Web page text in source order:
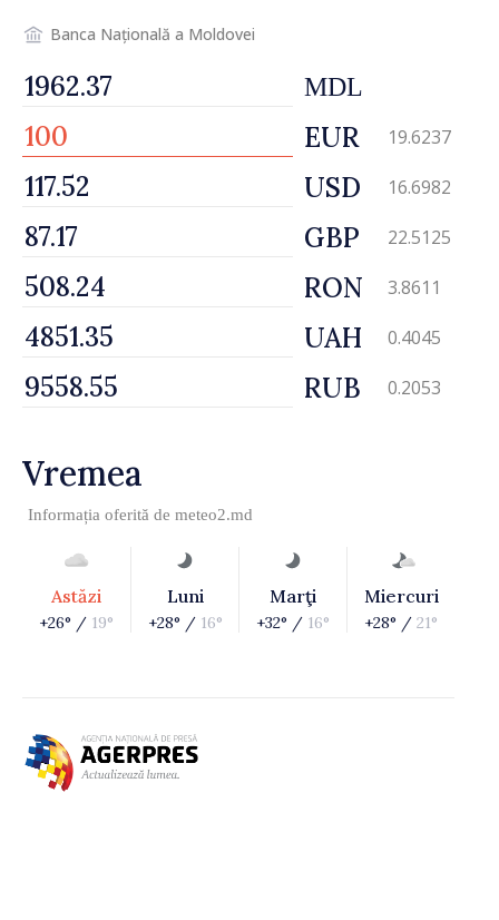
Banca Națională a Moldovei
MDL
EUR 19.6237
USD 16.6982
GBP 22.5125
RON 3.8611
UAH 0.4045
RUB 0.2053
Vremea
Informația oferită de meteo2.md
Astăzi
+26° / 19°
Luni
+28° / 16°
Marţi
+32° / 16°
Miercuri
+28° / 21°